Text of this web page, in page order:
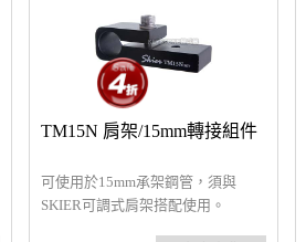
TM15N 肩架/15mm轉接組件
可使用於15mm承架鋼管，須與
SKIER可調式肩架搭配使用。